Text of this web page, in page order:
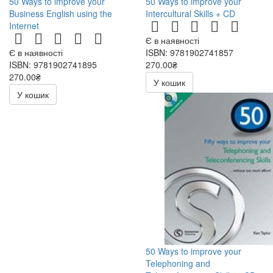
Business English using the
Internet
Є в наявності
ISBN: 9781902741895
270.00₴
540.00₴
У кошик
Intercultural Skills + CD
Є в наявності
ISBN: 9781902741857
270.00₴
540.00₴
У кошик
50 Ways to improve your
Telephoning and